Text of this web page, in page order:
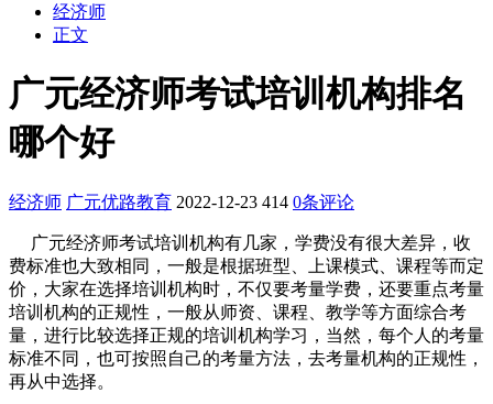
经济师
正文
广元经济师考试培训机构排名
哪个好
经济师 广元优路教育 2022-12-23 414 0条评论
广元经济师考试培训机构有几家，学费没有很大差异，收
费标准也大致相同，一般是根据班型、上课模式、课程等而定
价，大家在选择培训机构时，不仅要考量学费，还要重点考量
培训机构的正规性，一般从师资、课程、教学等方面综合考
量，进行比较选择正规的培训机构学习，当然，每个人的考量
标准不同，也可按照自己的考量方法，去考量机构的正规性，
再从中选择。